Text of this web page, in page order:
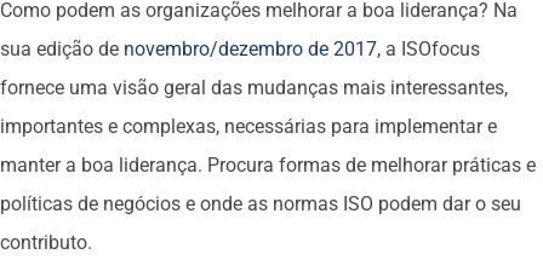
Como podem as organizações melhorar a boa liderança? Na
sua edição de novembro/dezembro de 2017, a ISOfocus
fornece uma visão geral das mudanças mais interessantes,
importantes e complexas, necessárias para implementar e
manter a boa liderança. Procura formas de melhorar práticas e
políticas de negócios e onde as normas ISO podem dar o seu
contributo.